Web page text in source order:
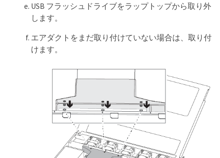
USB フラッシュドライブをラップトップから取り外
します。
エアダクトをまだ取り付けていない場合は、取り付
けます。